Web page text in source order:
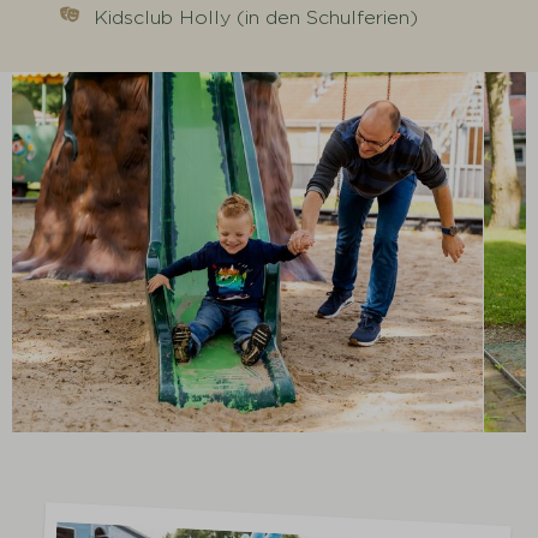
Kidsclub Holly (in den Schulferien)